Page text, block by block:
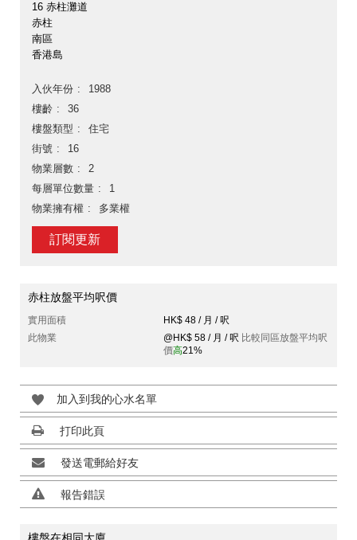
16 赤柱灘道
赤柱
南區
香港島
入伙年份
1988
樓齡
36
樓盤類型
住宅
街號
16
物業層數
2
每層單位數量
1
物業擁有權
多業權
訂閱更新
赤柱放盤平均呎價
實用面積
HK$ 48 / 月 / 呎
此物業
@HK$ 58 / 月 / 呎 比較同區放盤平均呎
價高21%
加入到我的心水名單
打印此頁
發送電郵給好友
報告錯誤